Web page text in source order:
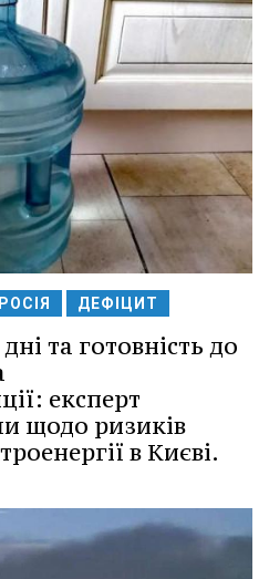
РОСІЯ ДЕФІЦИТ
та готовність до
експерт
щодо ризиків
в Києві.